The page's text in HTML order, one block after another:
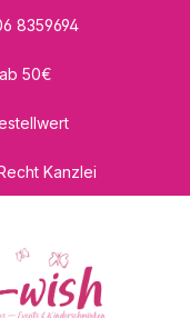
8359694
50€
Kanzlei